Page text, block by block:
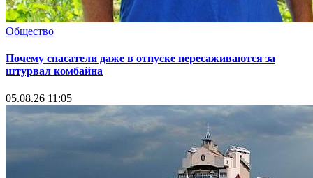
Общество
Почему спасатели даже в отпуске пересаживаются за
штурвал комбайна
05.08.26 11:05